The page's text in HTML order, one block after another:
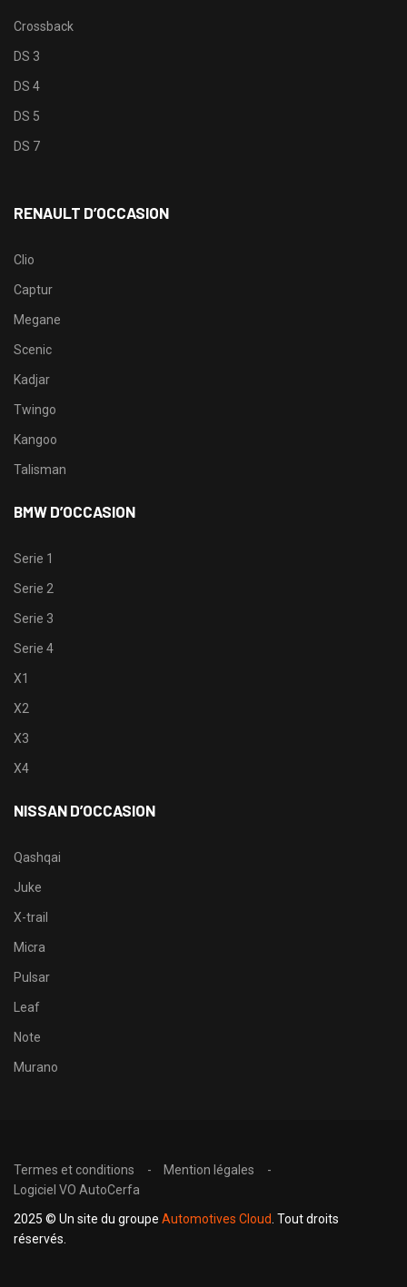
Crossback
DS 3
DS 4
DS 5
DS 7
RENAULT D’OCCASION
Clio
Captur
Megane
Scenic
Kadjar
Twingo
Kangoo
Talisman
BMW D’OCCASION
Serie 1
Serie 2
Serie 3
Serie 4
X1
X2
X3
X4
NISSAN D’OCCASION
Qashqai
Juke
X-trail
Micra
Pulsar
Leaf
Note
Murano
Termes et conditions
Mention légales
Logiciel VO AutoCerfa
2025 © Un site du groupe Automotives Cloud . Tout droits
réservés.